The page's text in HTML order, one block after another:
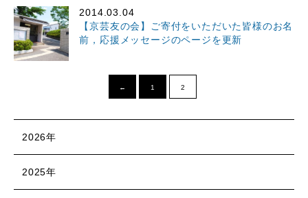
2014.03.04
【京芸友の会】ご寄付をいただいた皆様のお名
前，応援メッセージのページを更新
← 1 2
2026年
2025年